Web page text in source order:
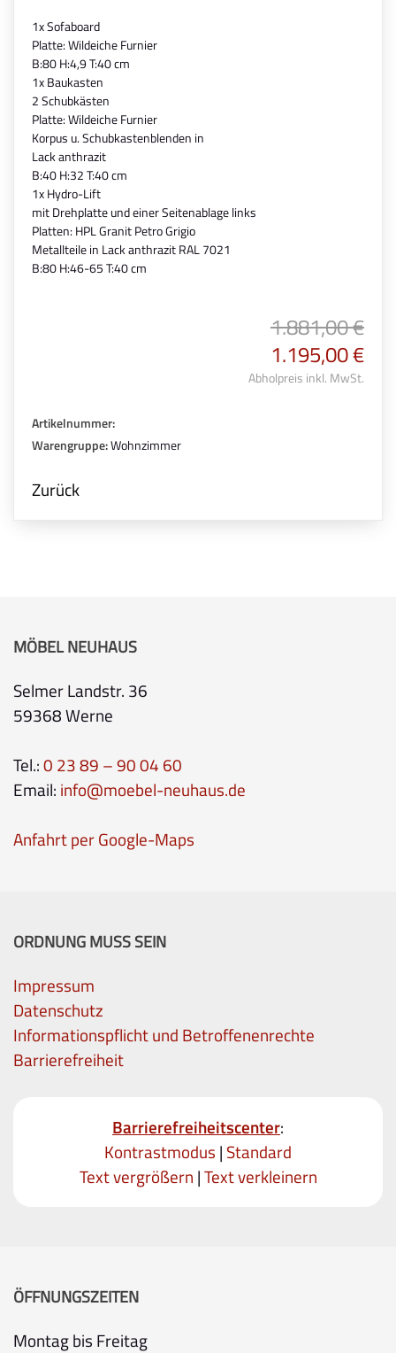
1x Sofaboard
Platte: Wildeiche Furnier
B:80 H:4,9 T:40 cm
1x Baukasten
2 Schubkästen
Platte: Wildeiche Furnier
Korpus u. Schubkastenblenden in
Lack anthrazit
B:40 H:32 T:40 cm
1x Hydro-Lift
mit Drehplatte und einer Seitenablage links
Platten: HPL Granit Petro Grigio
Metallteile in Lack anthrazit RAL 7021
B:80 H:46-65 T:40 cm
1.881,00 €
1.195,00 €
Abholpreis inkl. MwSt.
Artikelnummer:
Warengruppe:Wohnzimmer
Zurück
MÖBEL NEUHAUS
Selmer Landstr. 36
59368 Werne
Tel.:0 23 89 – 90 04 60
Email: info@moebel-neuhaus.de
Anfahrt per Google-Maps
ORDNUNG MUSS SEIN
Impressum
Datenschutz
Informationspflicht und Betroffenenrechte
Barrierefreiheit
Barrierefreiheitscenter:
Kontrastmodus | Standard
Text vergrößern |Text verkleinern
ÖFFNUNGSZEITEN
Montag bis Freitag